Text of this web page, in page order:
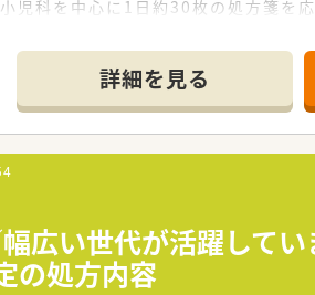
児科を中心に1日約30枚の処方箋を応
慮し、年収500万円から650万円の範
は年2回（6月・12月）の支給実績がござ
引越し手当の支給があり、経済的な
れており、効率的に業務に取り組め
指導など患者さまとの対話に時間を
て長く働けるような職場づくりを法
詳細を見る
幅広い世代が活躍し
の処方内容